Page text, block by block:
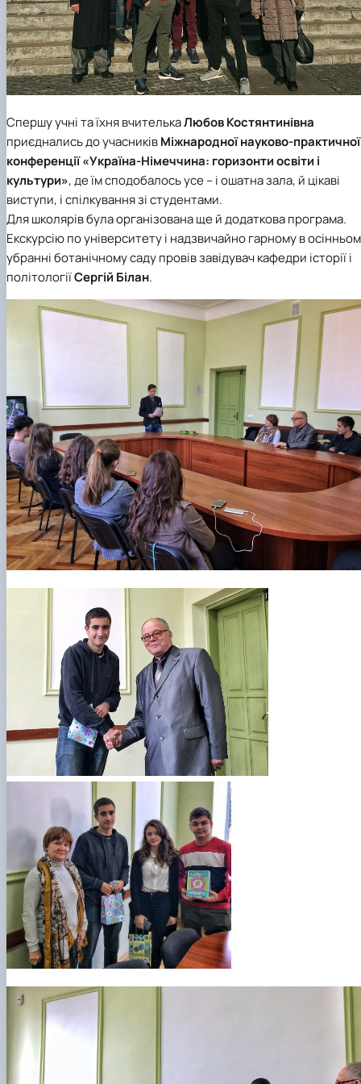
Спершу учні та їхня вчителькаЛюбов Костянтинівна
приєднались до учасниківМіжнародної науково-практичної
конференції «Україна-Німеччина: горизонти освіти і
культури», де їм сподобалось усе – і ошатна зала, й цікаві
виступи, і спілкування зі студентами.
Для школярів була організована ще й додаткова програма.
Екскурсію по університету і надзвичайно гарному в
убранні ботанічному саду провів завідувачкафедри історії і
політологіїСергій Білан.